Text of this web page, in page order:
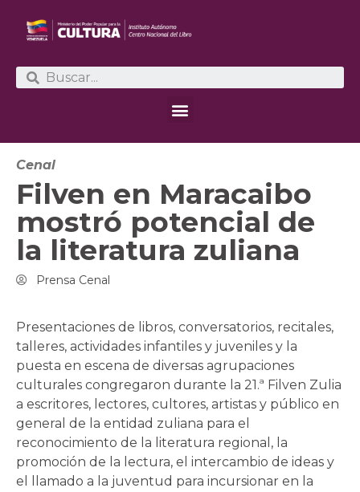
Cenal
Filven en Maracaibo
mostró potencial de
la literatura zuliana
Prensa Cenal
Presentaciones de libros, conversatorios, recitales,
talleres, actividades infantiles y juveniles y la
puesta en escena de diversas agrupaciones
culturales congregaron durante la 21.ª Filven Zulia
a escritores, lectores, cultores, artistas y público en
general de la entidad zuliana para el
reconocimiento de la literatura regional, la
promoción de la lectura, el intercambio de ideas y
el llamado a la juventud para incursionar en la